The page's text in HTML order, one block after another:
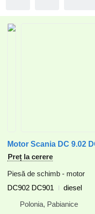
Preț la cerere
Piesă de schimb - motor
DC902 DC901
diesel
Polonia, Pabianice